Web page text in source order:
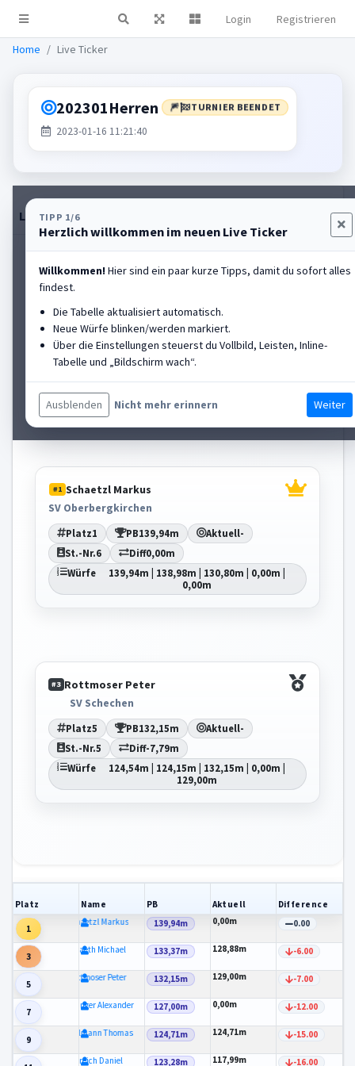
Login Registrieren
Live Ticker
Home Live Ticker
202301Herren 🎆 TURNIER BEENDET
2023-01-16 11:21:40
TIPP 1/6
Herzlich willkommen im neuen Live Ticker
Willkommen! Hier sind ein paar kurze Tipps, damit du sofort alles
findest.
Die Tabelle aktualisiert automatisch.
Neue Würfe blinken/werden markiert.
Über die Einstellungen steuerst du Vollbild, Leisten, Inline-
Tabelle und „Bildschirm wach“.
Ausblenden Nicht mehr erinnern Weiter
Live-Tabelle
FC Altrandsberg
Platz3 PB133,37m Aktuell-
St.-Nr.4 Diff-6,57m
Würfe
0,00m | 127,26m | 132,60m | 133,37m |
128,88m
#1 Schaetzl Markus
SV Oberbergkirchen
Platz1 PB139,94m Aktuell-
St.-Nr.6 Diff0,00m
Würfe
139,94m | 138,98m | 130,80m | 0,00m |
0,00m
#3 Rottmoser Peter
SV Schechen
Platz5 PB132,15m Aktuell-
St.-Nr.5 Diff-7,79m
Würfe
124,54m | 124,15m | 132,15m | 0,00m |
129,00m
Platz Name PB Aktuell Difference
1
Schaetzl Markus 139,94m 0,00m 0.00
3
Spaeth Michael 133,37m 128,88m -6.00
5
Rottmoser Peter 132,15m 129,00m -7.00
7
Anzinger Alexander 127,00m 0,00m -12.00
9
Kohlmann Thomas 124,71m 124,71m -15.00
Ulreich Daniel 123,28m 117,99m -16.00